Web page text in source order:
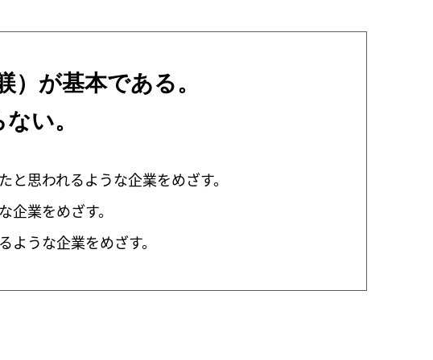
） が基本である。
い。
思われるような企業をめざす。
業をめざす。
うな企業をめざす。